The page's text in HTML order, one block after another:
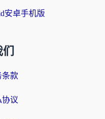
安卓手机版
条款
协议